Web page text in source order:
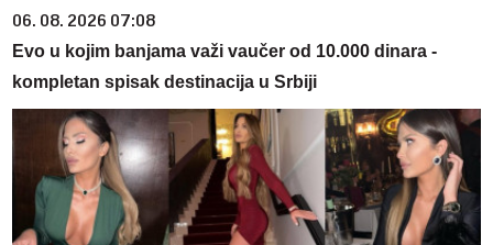
06. 08. 2026 07:08
Evo u kojim banjama važi vaučer od 10.000 dinara -
kompletan spisak destinacija u Srbiji